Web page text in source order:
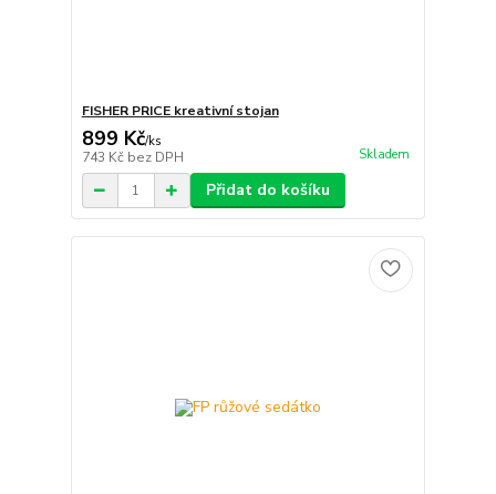
FISHER PRICE kreativní stojan
899 Kč/ks
743 Kč bez DPH Skladem
Přidat do košíku